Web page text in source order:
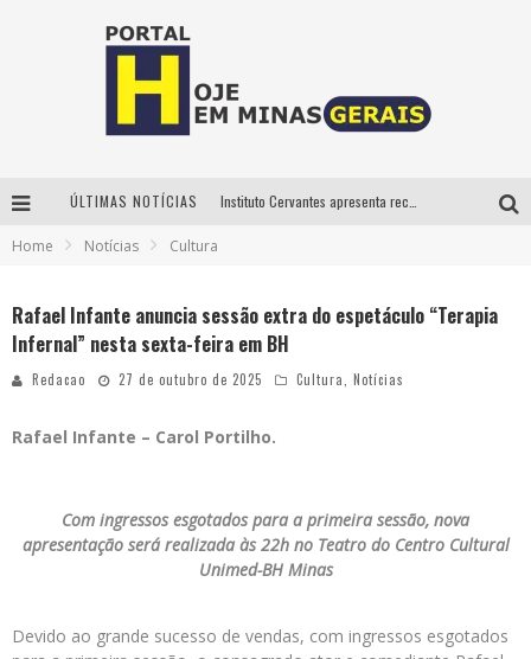
ÚLTIMAS NOTÍCIAS
Home Notícias Cultura
Rafael Infante anuncia sessão extra do espetáculo “Terapia
Infernal” nesta sexta-feira em BH
Redacao 27 de outubro de 2025 Cultura Notícias
Rafael Infante – Carol Portilho.
Com ingressos esgotados para a primeira sessão, nova
apresentação será realizada às 22h no Teatro do Centro Cultural
Unimed-BH Minas
Devido ao grande sucesso de vendas, com ingressos esgotados